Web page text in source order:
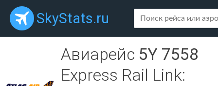
SkyStats.ru
Авиарейс 5Y 7558
Express Rail Link: